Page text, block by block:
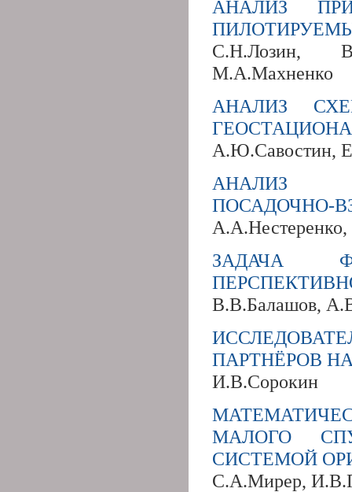
АНАЛИЗ
С.Н.Лозин,
М.А.Махненко
АНАЛИЗ
А.Ю.Савостин,
АНАЛИЗ
ПОСАДОЧНО-
ЗАДАЧА
В.В.Балашов,
ПАРТНЁРОВ
И.В.Сорокин
МАЛОГО
СИСТЕМОЙ
С.А.Мирер,